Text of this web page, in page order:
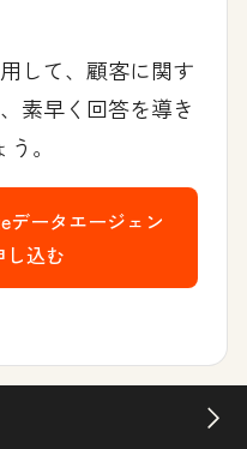
して、顧客に関す
素早く回答を導き
。
データエージェン
し込む